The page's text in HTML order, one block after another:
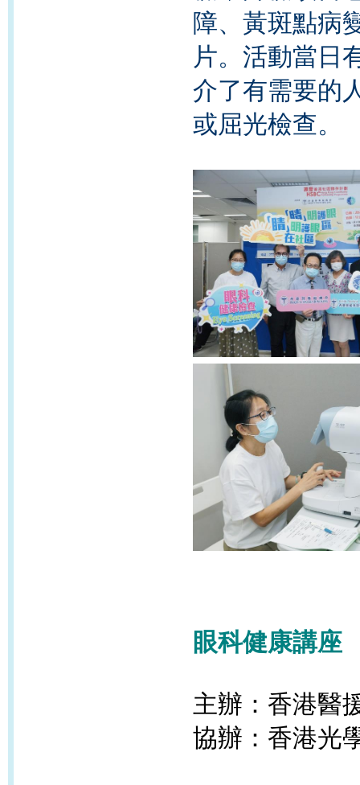
障、黃斑點病
片。活動當日
介了有需要的
或屈光檢查。
眼科健康講座
主辦：香港醫
協辦：香港光